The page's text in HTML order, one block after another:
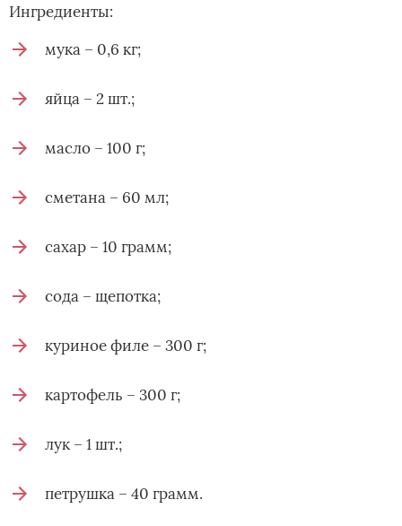
Ингредиенты:
мука – 0,6 кг;
яйца – 2 шт.;
масло – 100 г;
сметана – 60 мл;
сахар – 10 грамм;
сода – щепотка;
куриное филе – 300 г;
картофель – 300 г;
лук – 1 шт.;
петрушка – 40 грамм.